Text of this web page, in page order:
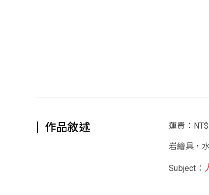
作品敘述 運費：
岩繪具，
Subject：